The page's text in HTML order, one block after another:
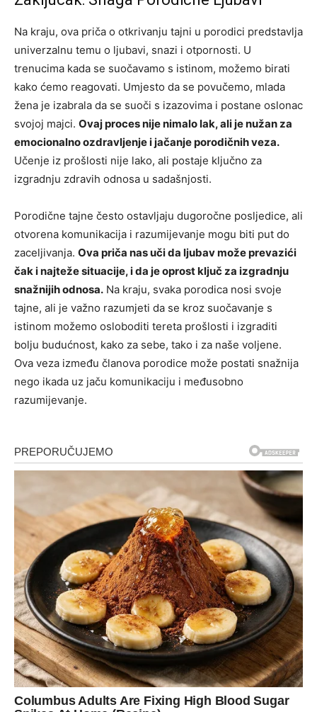
Na kraju, ova priča o otkrivanju tajni u porodici predstavlja
univerzalnu temu o ljubavi, snazi i otpornosti. U
trenucima kada se suočavamo s istinom, možemo birati
kako ćemo reagovati. Umjesto da se povučemo, mlada
žena je izabrala da se suoči s izazovima i postane oslonac
svojoj majci. Ovaj proces nije nimalo lak, ali je nužan za
emocionalno ozdravljenje i jačanje porodičnih veza.
Učenje iz prošlosti nije lako, ali postaje ključno za
izgradnju zdravih odnosa u sadašnjosti.
Porodične tajne često ostavljaju dugoročne posljedice, ali
otvorena komunikacija i razumijevanje mogu biti put do
zaceljivanja. Ova priča nas uči da ljubav može prevazići
čak i najteže situacije, i da je oprost ključ za izgradnju
snažnijih odnosa. Na kraju, svaka porodica nosi svoje
tajne, ali je važno razumjeti da se kroz suočavanje s
istinom možemo osloboditi tereta prošlosti i izgraditi
bolju budućnost, kako za sebe, tako i za naše voljene.
Ova veza između članova porodice može postati snažnija
nego ikada uz jaču komunikaciju i međusobno
razumijevanje.